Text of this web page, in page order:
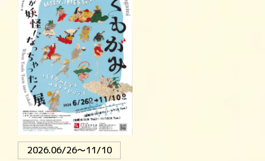
2026.06/26〜11/10